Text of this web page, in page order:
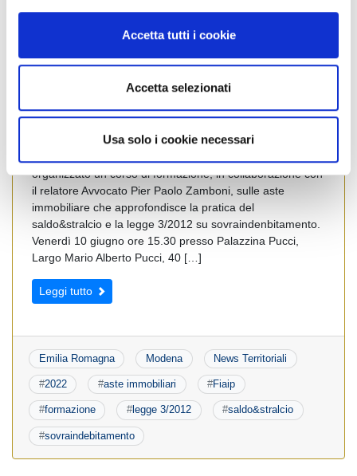
Accetta tutti i cookie
Accetta selezionati
Usa solo i cookie necessari
Interessante approfondimento dal mondo delle aste
organizzato un corso di formazione, in collaborazione con
il relatore Avvocato Pier Paolo Zamboni, sulle aste
immobiliare che approfondisce la pratica del
saldo&stralcio e la legge 3/2012 su sovraindenbitamento.
Venerdì 10 giugno ore 15.30 presso Palazzina Pucci,
Largo Mario Alberto Pucci, 40 […]
Leggi tutto
Emilia Romagna Modena News Territoriali
#2022 #aste immobiliari #Fiaip
#formazione #legge 3/2012 #saldo&stralcio
#sovraindebitamento